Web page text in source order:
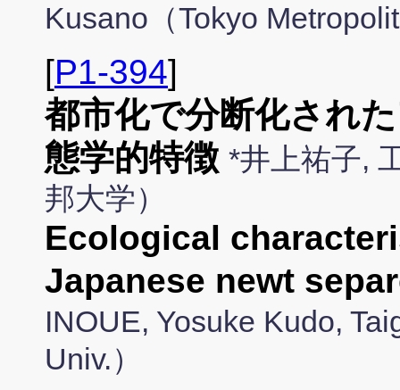
Kusano（Tokyo
[P1-394]
都市化で分断化され
態学的特徴 *井上祐子,
邦大学）
Ecological
Japanese newt
INOUE, Yosuke Kudo,
Univ.）